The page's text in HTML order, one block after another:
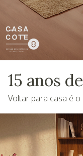
15 anos
Voltar para casa é